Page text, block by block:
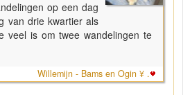
op een dag
van drie kwartier als
veel is om twee wandelingen te
Willemijn - Bams en Ogin ¥ .